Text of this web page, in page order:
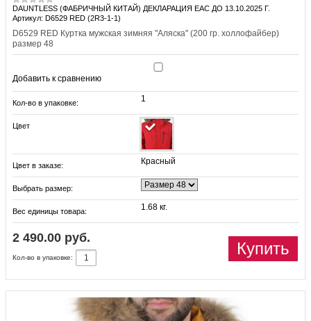
DAUNTLESS (ФАБРИЧНЫЙ КИТАЙ) ДЕКЛАРАЦИЯ EAC ДО 13.10.2025 Г.
Артикул: D6529 RED (2R3-1-1)
D6529 RED Куртка мужская зимняя "Аляска" (200 гр. холлофайбер)
размер 48
Добавить к сравнению
Кол-во в упаковке: 1
Цвет
Цвет в заказе: Красный
Выбрать размер:
Вес единицы товара: 1.68 кг.
2 490.00 руб.
Купить
Кол-во в упаковке: